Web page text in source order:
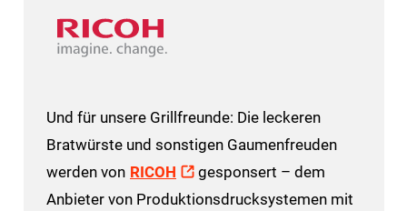
Und für unsere Grillfreunde: Die leckeren
Bratwürste und sonstigen Gaumenfreuden
werden von RICOH
gesponsert – dem
Anbieter von Produktionsdrucksystemen mit